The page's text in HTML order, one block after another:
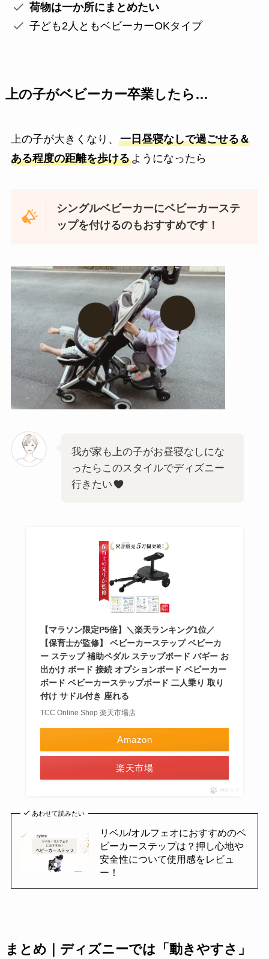
荷物は一か所にまとめたい
子ども2人ともベビーカーOKタイプ
上の子がベビーカー卒業したら…
上の子が大きくなり、 一日昼寝なしで過ごせる＆
ある程度の距離を歩けるようになったら
シングルベビーカーにベビーカーステ
ップを付けるのもおすすめです！
我が家も上の子がお昼寝なしにな
ったらこのスタイルでディズニー
行きたい
【マラソン限定P5倍】＼楽天ランキング1位／
【保育士が監修】 ベビーカーステップ ベビーカ
ー ステップ 補助ペダル ステップボード バギー お
出かけ ボード 接続 オプションボード ベビーカー
ボード ベビーカーステップボード 二人乗り 取り
付け サドル付き 座れる
TCC Online Shop 楽天市場店
Amazon
楽天市場
ポチップ
あわせて読みたい
リベル/オルフェオにおすすめのベ
ビーカーステップは？押し心地や
安全性について使用感をレビュ
ー！
まとめ｜ディズニーでは「動きやすさ」